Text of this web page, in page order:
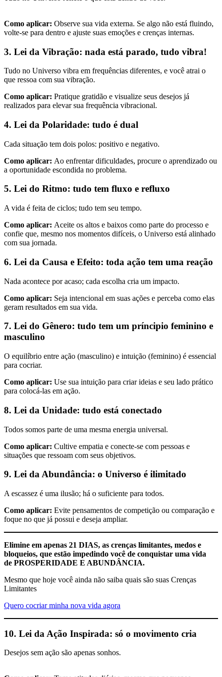
Como aplicar: Observe sua vida externa. Se algo não está fluindo,
volte-se para dentro e ajuste suas emoções e crenças internas.
3. Lei da Vibração: nada está parado, tudo vibra!
Tudo no Universo vibra em frequências diferentes, e você atrai o
que ressoa com sua vibração.
Como aplicar: Pratique gratidão e visualize seus desejos já
realizados para elevar sua frequência vibracional.
4. Lei da Polaridade: tudo é dual
Cada situação tem dois polos: positivo e negativo.
Como aplicar: Ao enfrentar dificuldades, procure o aprendizado ou
a oportunidade escondida no problema.
5. Lei do Ritmo: tudo tem fluxo e refluxo
A vida é feita de ciclos; tudo tem seu tempo.
Como aplicar: Aceite os altos e baixos como parte do processo e
confie que, mesmo nos momentos difíceis, o Universo está alinhado
com sua jornada.
6. Lei da Causa e Efeito: toda ação tem uma reação
Nada acontece por acaso; cada escolha cria um impacto.
Como aplicar: Seja intencional em suas ações e perceba como elas
geram resultados em sua vida.
7. Lei do Gênero: tudo tem um príncipio feminino e
masculino
O equilíbrio entre ação (masculino) e intuição (feminino) é essencial
para cocriar.
Como aplicar: Use sua intuição para criar ideias e seu lado prático
para colocá-las em ação.
8. Lei da Unidade: tudo está conectado
Todos somos parte de uma mesma energia universal.
Como aplicar: Cultive empatia e conecte-se com pessoas e
situações que ressoam com seus objetivos.
9. Lei da Abundância: o Universo é ilimitado
A escassez é uma ilusão; há o suficiente para todos.
Como aplicar: Evite pensamentos de competição ou comparação e
foque no que já possui e deseja ampliar.
Elimine em apenas 21 DIAS, as crenças limitantes, medos e
bloqueios, que estão impedindo você de conquistar uma vida
de PROSPERIDADE E ABUNDÂNCIA.
Mesmo que hoje você ainda não saiba quais são suas Crenças
Limitantes
Quero cocriar minha nova vida agora
10. Lei da Ação Inspirada: só o movimento cria
Desejos sem ação são apenas sonhos.